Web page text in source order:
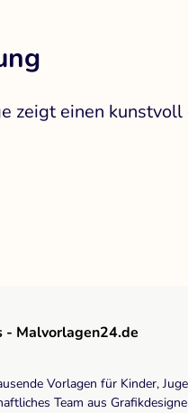
zeigt einen
- Malvorlagen24.de
Vorlagen für Kinder,
Team aus